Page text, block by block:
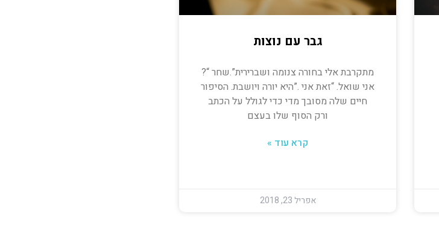
גבר עם נוצות
מתקרבת אלי בחורה צנומה ושברירית”.שחר “?
אני שואל. “זאת אני .”היא יורה ויושבת. הסיפור
חיים שלה מסובך מדי כדי לגולל על הכתב
ורק הסוף שלו בעצם
קרא עוד »
אפריל 23, 2018